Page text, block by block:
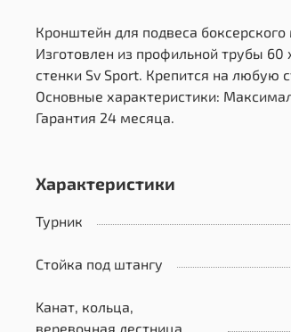
Кронштейн для подвеса
Изготовлен из профильной трубы
стенки Sv Sport. Крепится на любую
Основные характеристики:
Гарантия 24 месяца.
Характеристики
Турник
Стойка под штангу
Kанат, кольца,
веревочная лестница